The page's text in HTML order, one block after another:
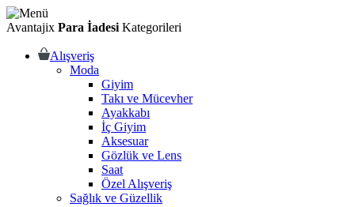
Avantajix Para İadesi Kategorileri
Alışveriş
Moda
Giyim
Takı ve Mücevher
Ayakkabı
İç Giyim
Aksesuar
Gözlük ve Lens
Saat
Özel Alışveriş
Sağlık ve Güzellik